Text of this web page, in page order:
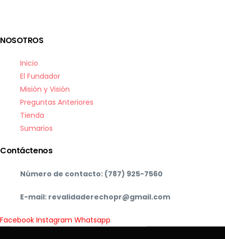
NOSOTROS
Inicio
El Fundador
Misión y Visión
Preguntas Anteriores
Tienda
Sumarios
Contáctenos
Número de contacto: (787) 925-7560
E-mail: revalidaderechopr@gmail.com
Facebook Instagram Whatsapp